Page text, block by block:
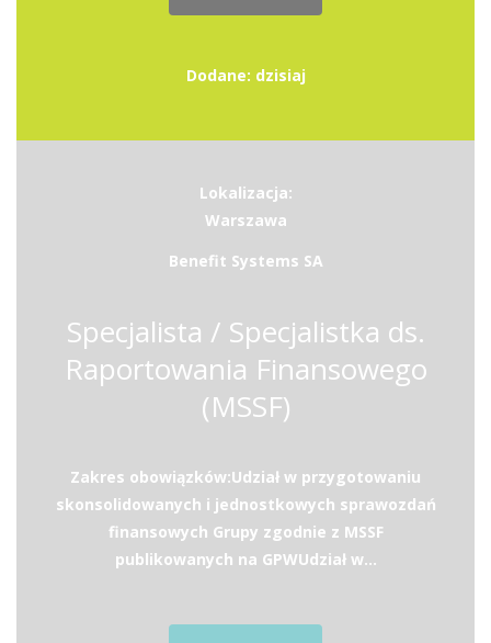
Dodane: dzisiaj
Lokalizacja:
Warszawa
Benefit Systems SA
Specjalista / Specjalistka ds.
Raportowania Finansowego
(MSSF)
Zakres obowiązków:Udział w przygotowaniu
skonsolidowanych i jednostkowych sprawozdań
finansowych Grupy zgodnie z MSSF
publikowanych na GPWUdział w...